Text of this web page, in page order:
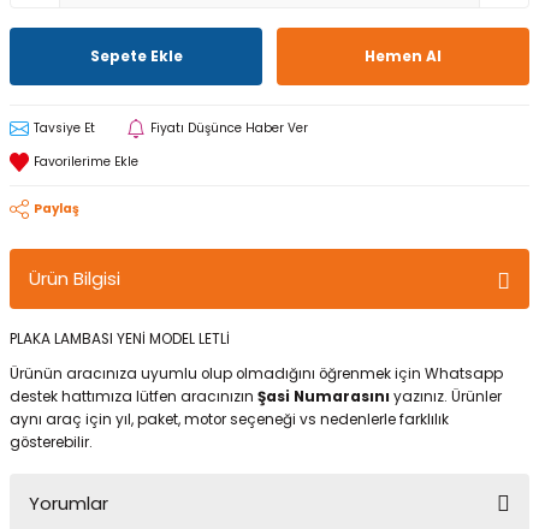
Sepete Ekle Hemen Al
Tavsiye Et Fiyatı Düşünce Haber Ver
Paylaş
Ürün Bilgisi
PLAKA LAMBASI YENİ MODEL LETLİ
Ürünün aracınıza uyumlu olup olmadığını öğrenmek için Whatsapp
destek hattımıza lütfen aracınızın Şasi Numarasını yazınız. Ürünler
aynı araç için yıl, paket, motor seçeneği vs nedenlerle farklılık
gösterebilir.
Yorumlar